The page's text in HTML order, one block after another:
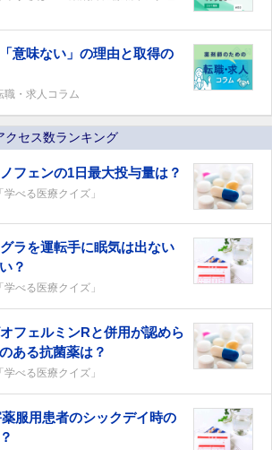
意味ない」の理由と取得の
職・求人コラム
セス数ランキング
フェンの1日最大投与量は？
べる医療クイズ」
ラを運転手に眠気は出ない
？
べる医療クイズ」
フェルミンRと併用が認めら
ある抗菌薬は？
べる医療クイズ」
服用患者のシックデイ時の